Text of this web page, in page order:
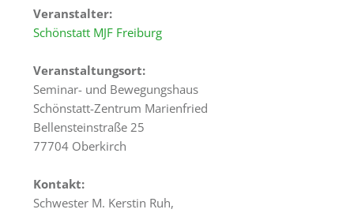
&
Preise
&
Lage
Anfrage
Kapellen
Veranstalter:
Schönstatt MJF Freiburg
Veranstaltungsort:
Seminar- und Bewegungshaus
Schönstatt-Zentrum Marienfried
Bellensteinstraße 25
77704 Oberkirch
Kontakt:
Schwester M. Kerstin Ruh,